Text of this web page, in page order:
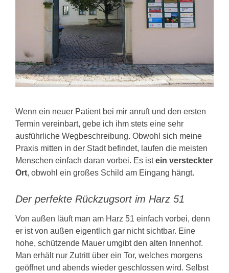
KONTAKT
Wenn ein neuer Patient bei mir anruft und den ersten
Termin vereinbart, gebe ich ihm stets eine sehr
ausführliche Wegbeschreibung. Obwohl sich meine
Praxis mitten in der Stadt befindet, laufen die meisten
Menschen einfach daran vorbei. Es istein versteckter
Ort, obwohl ein großes Schild am Eingang hängt.
Der perfekte Rückzugsort im Harz 51
Von außen läuft man am Harz 51 einfach vorbei, denn
er ist von außen eigentlich gar nicht sichtbar. Eine
hohe, schützende Mauer umgibt den alten Innenhof.
Man erhält nur Zutritt über ein Tor, welches morgens
geöffnet und abends wieder geschlossen wird. Selbst